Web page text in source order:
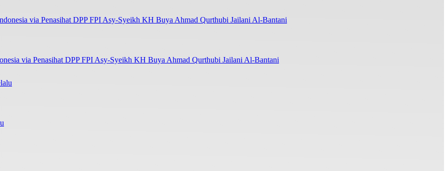
via Penasihat DPP FPI Asy-Syeikh KH Buya Ahmad Qurthubi Jailani Al-Bantani